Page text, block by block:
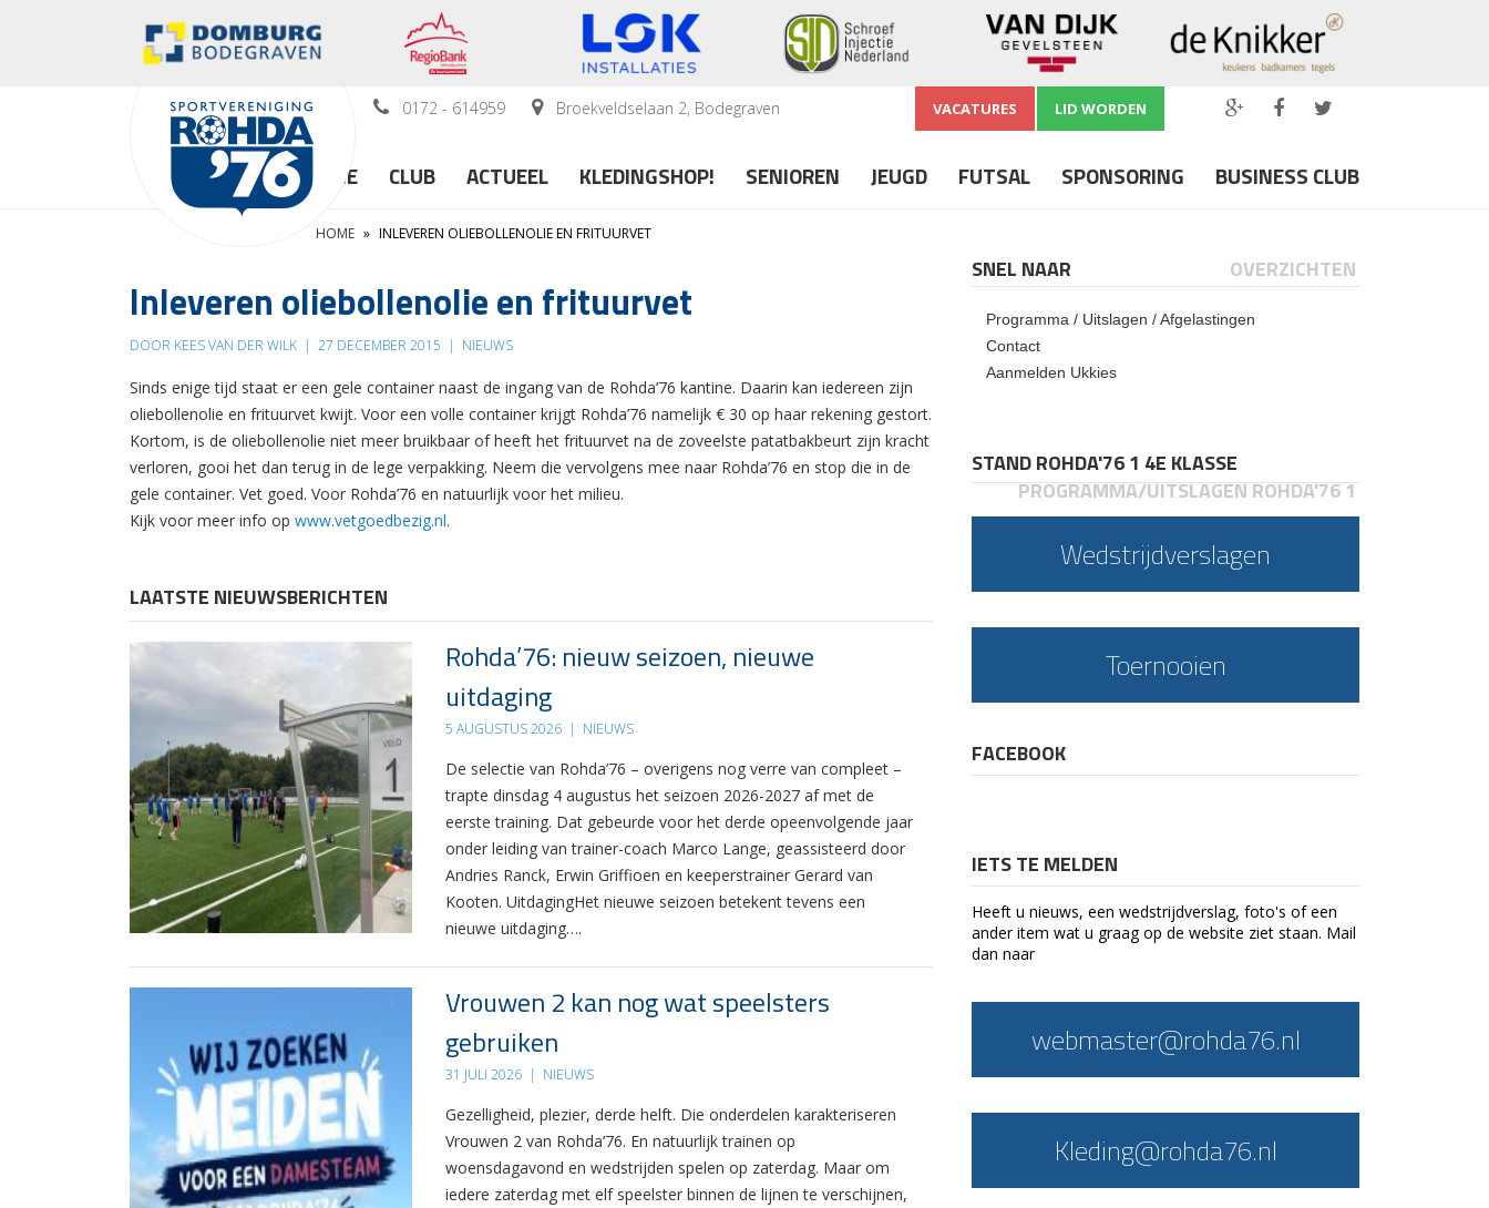
0172 - 614959 Broekveldselaan 2, Bodegraven VACATURES LID WORDEN
HOME CLUB ACTUEEL KLEDINGSHOP! SENIOREN JEUGD FUTSAL SPONSORING BUSINESS CLUB
HOME » INLEVEREN OLIEBOLLENOLIE EN FRITUURVET
Inleveren oliebollenolie en frituurvet
DOOR KEES VAN DER WILK | 27 DECEMBER 2015 | NIEUWS
Sinds enige tijd staat er een gele container naast de ingang van de Rohda’76 kantine. Daarin kan iedereen zijn
oliebollenolie en frituurvet kwijt. Voor een volle container krijgt Rohda’76 namelijk € 30 op haar rekening gestort.
Kortom, is de oliebollenolie niet meer bruikbaar of heeft het frituurvet na de zoveelste patatbakbeurt zijn kracht
verloren, gooi het dan terug in de lege verpakking. Neem die vervolgens mee naar Rohda’76 en stop die in de
gele container. Vet goed. Voor Rohda’76 en natuurlijk voor het milieu.
Kijk voor meer info op www.vetgoedbezig.nl.
LAATSTE NIEUWSBERICHTEN
Rohda’76: nieuw seizoen, nieuwe
uitdaging
5 AUGUSTUS 2026 | NIEUWS
De selectie van Rohda’76 – overigens nog verre van compleet –
trapte dinsdag 4 augustus het seizoen 2026-2027 af met de
eerste training. Dat gebeurde voor het derde opeenvolgende jaar
onder leiding van trainer-coach Marco Lange, geassisteerd door
Andries Ranck, Erwin Griffioen en keeperstrainer Gerard van
Kooten. UitdagingHet nieuwe seizoen betekent tevens een
nieuwe uitdaging….
Vrouwen 2 kan nog wat speelsters
gebruiken
31 JULI 2026 | NIEUWS
Gezelligheid, plezier, derde helft. Die onderdelen karakteriseren
Vrouwen 2 van Rohda’76. En natuurlijk trainen op
woensdagavond en wedstrijden spelen op zaterdag. Maar om
iedere zaterdag met elf speelster binnen de lijnen te verschijnen,
SNEL NAAR OVERZICHTEN
Programma / Uitslagen / Afgelastingen
Contact
Aanmelden Ukkies
STAND ROHDA'76 1 4E KLASSE
PROGRAMMA/UITSLAGEN ROHDA'76 1
Wedstrijdverslagen
Toernooien
FACEBOOK
IETS TE MELDEN
Heeft u nieuws, een wedstrijdverslag, foto's of een
ander item wat u graag op de website ziet staan. Mail
dan naar
webmaster@rohda76.nl
Kleding@rohda76.nl